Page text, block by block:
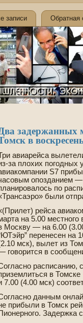
записи Обратная
заде­ржанных
в
авиарейса
за плохих погодных
S7
опозданием —
по
были
рейса
на 5.00
Москву — на 6.00
перенесен на
мск), вылет из
говорится в
в
7.00 (4.00 мск)
данным
прибыли в Томск
Заде­ржка